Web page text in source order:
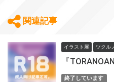
関連記事
イラスト展 ツクル
『
終了しています